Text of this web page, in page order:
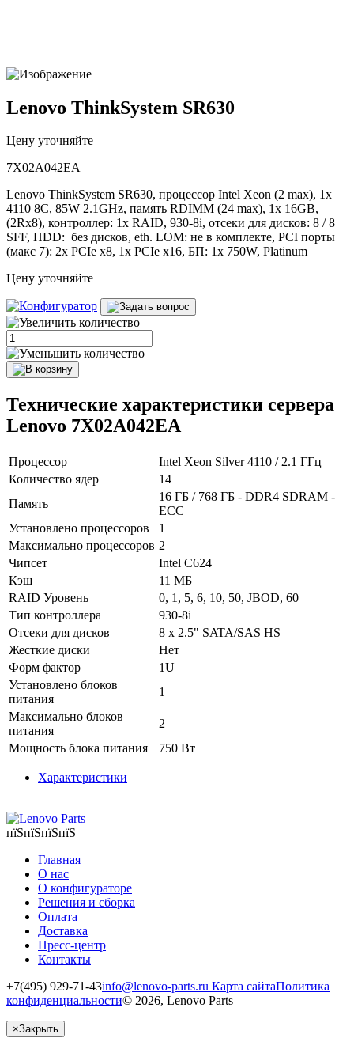
Lenovo ThinkSystem SR630
Цену уточняйте
7X02A042EA
Lenovo ThinkSystem SR630, процессор Intel Xeon (2 max), 1x
4110 8C, 85W 2.1GHz, память RDIMM (24 max), 1x 16GB,
(2Rx8), контроллер: 1x RAID, 930-8i, отсеки для дисков: 8 / 8
SFF, HDD: без дисков, eth. LOM: не в комплекте, PCI порты
(макс 7): 2x PCIe x8, 1x PCIe x16, БП: 1x 750W, Platinum
Цену уточняйте
Технические характеристики сервера
Lenovo 7X02A042EA
Процессор
Intel Xeon Silver 4110 / 2.1 ГГц
Количество ядер
14
Память
16 ГБ / 768 ГБ - DDR4 SDRAM -
ECC
Установлено процессоров
1
Максимально процессоров 2
Чипсет
Intel C624
Кэш
11 МБ
RAID Уровень
0, 1, 5, 6, 10, 50, JBOD, 60
Тип контроллера
930-8i
Отсеки для дисков
8 x 2.5" SATA/SAS HS
Жесткие диски
Нет
Форм фактор
1U
Установлено блоков
питания
1
Максимально блоков
питания
2
Мощность блока питания
750 Вт
Характеристики
пїЅпїЅпїЅпїЅ
Главная
О нас
О конфигураторе
Решения и сборка
Оплата
Доставка
Пресс-центр
Контакты
+7(495) 929-71-43info@lenovo-parts.ru Карта сайтаПолитика
конфиденциальности© 2026, Lenovo Parts
×Закрыть